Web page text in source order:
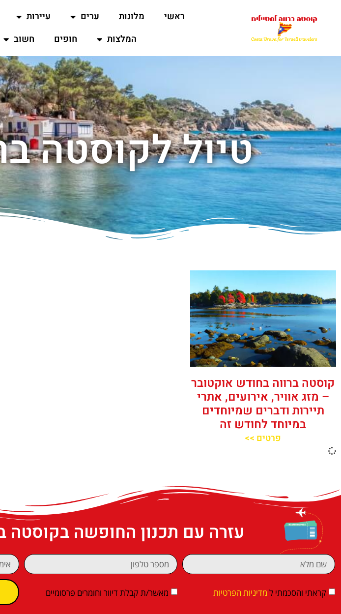
ראשי מלונות ערים עיירות
המלצות
חופים חשוב
טיול לקוסטה
קוסטה ברווה בחודש אוקטובר
– מזג אוויר, אירועים, אתרי
תיירות ודברים שמיוחדים
במיוחד לחודש זה
פרטים >>
עזרה עם תכנון החופשה בקוסטה
קראתי והסכמתי ל מדיניות הפרטיות מאשר/ת קבלת דיוור וחומרים פרסומיים